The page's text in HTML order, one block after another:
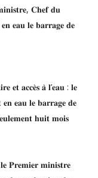
𝐂𝐡𝐞𝐟 𝐝𝐮
𝐞𝐚𝐮 𝐥𝐞 𝐛𝐚𝐫𝐫𝐚𝐠𝐞 𝐝𝐞
𝐞𝐭 𝐚𝐜𝐜𝐞̀𝐬 𝐚̀ 𝐥’𝐞𝐚𝐮 : 𝐥𝐞
𝐞𝐚𝐮 𝐥𝐞 𝐛𝐚𝐫𝐫𝐚𝐠𝐞 𝐝𝐞
𝐡𝐮𝐢𝐭 𝐦𝐨𝐢𝐬
𝐏𝐫𝐞𝐦𝐢𝐞𝐫 𝐦𝐢𝐧𝐢𝐬𝐭𝐫𝐞